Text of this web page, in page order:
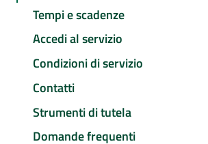
Tempi e scadenze
Accedi al servizio
Condizioni di servizio
Contatti
Strumenti di tutela
Domande frequenti